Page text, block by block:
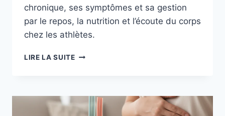
chronique, ses symptômes et sa gestion
par le repos, la nutrition et l’écoute du corps
chez les athlètes.
LIRE LA SUITESYNDROME
LES
SPORTIFS